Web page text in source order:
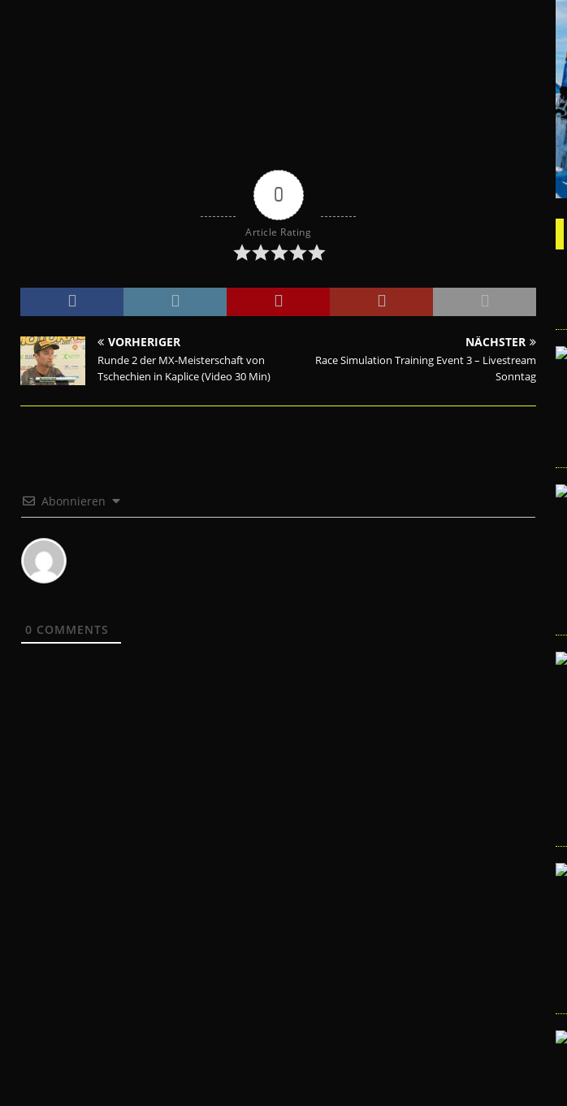
0
Article Rating
VORHERIGER
Runde 2 der MX-Meisterschaft von
Tschechien in Kaplice (Video 30 Min)
NÄCHSTER
Race Simulation Training Event 3 – Livestream
Sonntag
Abonnieren
0 COMMENTS